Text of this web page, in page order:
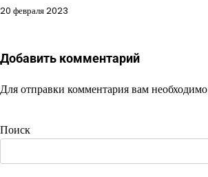
20 февраля 2023
Добавить комментарий
Для отправки комментария вам необходимо
Поиск